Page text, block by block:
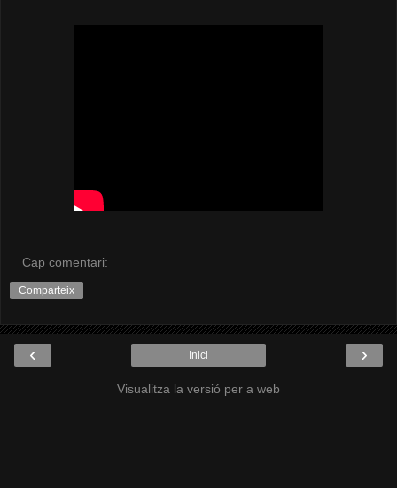
Cap comentari:
Comparteix
‹ ›
Inici
Visualitza la versió per a web